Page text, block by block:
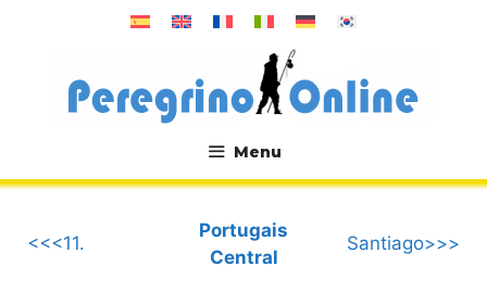
Menu
.
<<<11.
Portugais
Central
Santiago>>>